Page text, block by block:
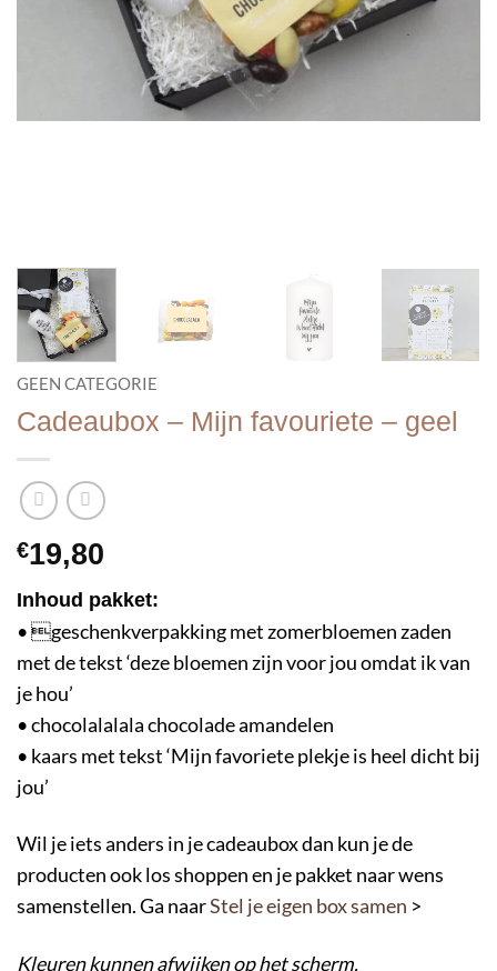
GEEN CATEGORIE
Cadeaubox – Mijn favouriete – geel
€19,80
Inhoud pakket:
• geschenkverpakking met zomerbloemen zaden
met de tekst ‘deze bloemen zijn voor jou omdat ik van
je hou’
• chocolalalala chocolade amandelen
• kaars met tekst ‘Mijn favoriete plekje is heel dicht bij
jou’
Wil je iets anders in je cadeaubox dan kun je de
producten ook los shoppen en je pakket naar wens
samenstellen. Ga naarStel je eigen box samen >
Kleuren kunnen afwijken op het scherm.